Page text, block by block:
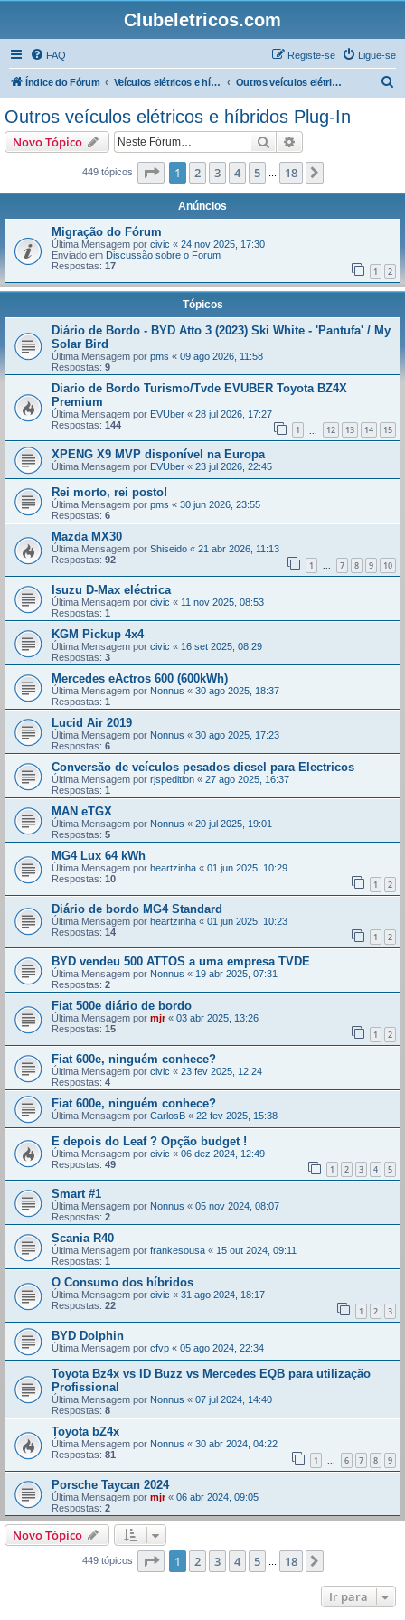
Clubeletricos.com
FAQ Ligue-se
Registe-se
Índice do Fórum Veículos elétricos e híbridos plug-in Outros veículos elétricos e híbridos Plug-In
Outros veículos elétricos e híbridos Plug-In
Novo Tópico Pesquisar
449 tópicos Página de 18
1 2 3 4 5 18
Anúncios
Migração do Fórum
Última Mensagem por civic « 24 nov 2025, 17:30
Enviado em Discussão sobre o Forum
Respostas: 17 1 2
Tópicos
Diário de Bordo - BYD Atto 3 (2023) Ski White - 'Pantufa' / My
Solar Bird
Última Mensagem por pms « 09 ago 2026, 11:58
Respostas: 9
Diario de Bordo Turismo/Tvde EVUBER Toyota BZ4X
Premium
Última Mensagem por EVUber « 28 jul 2026, 17:27
Respostas: 144 1 12 13 14 15
XPENG X9 MVP disponível na Europa
Última Mensagem por EVUber « 23 jul 2026, 22:45
Rei morto, rei posto!
Última Mensagem por pms « 30 jun 2026, 23:55
Respostas: 6
Mazda MX30
Última Mensagem por Shiseido « 21 abr 2026, 11:13
Respostas: 92 1 ... 7 8 9 10
Isuzu D-Max eléctrica
Última Mensagem por civic « 11 nov 2025, 08:53
Respostas: 1
KGM Pickup 4x4
Última Mensagem por civic « 16 set 2025, 08:29
Respostas: 3
Mercedes eActros 600 (600kWh)
Última Mensagem por Nonnus « 30 ago 2025, 18:37
Respostas: 1
Lucid Air 2019
Última Mensagem por Nonnus « 30 ago 2025, 17:23
Respostas: 6
Conversão de veículos pesados diesel para Electricos
Última Mensagem por rjspedition « 27 ago 2025, 16:37
Respostas: 1
MAN eTGX
Última Mensagem por Nonnus « 20 jul 2025, 19:01
Respostas: 5
MG4 Lux 64 kWh
Última Mensagem por heartzinha « 01 jun 2025, 10:29
Respostas: 10 1 2
Diário de bordo MG4 Standard
Última Mensagem por heartzinha « 01 jun 2025, 10:23
Respostas: 14 1 2
BYD vendeu 500 ATTOS a uma empresa TVDE
Última Mensagem por Nonnus « 19 abr 2025, 07:31
Respostas: 2
Fiat 500e diário de bordo
Última Mensagem por mjr« 03 abr 2025, 13:26
Respostas: 15 1 2
Fiat 600e, ninguém conhece?
Última Mensagem por civic « 23 fev 2025, 12:24
Respostas: 4
Fiat 600e, ninguém conhece?
Última Mensagem por CarlosB « 22 fev 2025, 15:38
E depois do Leaf ? Opção budget !
Última Mensagem por civic « 06 dez 2024, 12:49
Respostas: 49 1 2 3 4 5
Smart #1
Última Mensagem por Nonnus « 05 nov 2024, 08:07
Respostas: 2
Scania R40
Última Mensagem por frankesousa « 15 out 2024, 09:11
Respostas: 1
O Consumo dos híbridos
Última Mensagem por civic « 31 ago 2024, 18:17
Respostas: 22 1 2 3
BYD Dolphin
Última Mensagem por cfvp « 05 ago 2024, 22:34
Toyota Bz4x vs ID Buzz vs Mercedes EQB para utilização
Profissional
Última Mensagem por Nonnus « 07 jul 2024, 14:40
Respostas: 8
Toyota bZ4x
Última Mensagem por Nonnus « 30 abr 2024, 04:22
Respostas: 81 1 ... 6 7 8 9
Porsche Taycan 2024
Última Mensagem por mjr« 06 abr 2024, 09:05
Respostas: 2
Novo Tópico
449 tópicos Página de 18
1 2 3 4 5 18
Ir para